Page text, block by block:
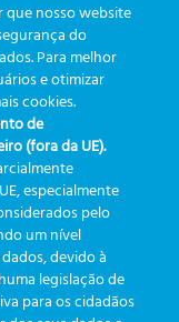
à rastreabilidade
impacto do e-Track
do Instituto Vida
que nosso website
do
Para melhor
e otimizar
cookies.
de
(fora da UE).
especialmente
pelo
um nível
devido à
legislação de
para os cidadãos